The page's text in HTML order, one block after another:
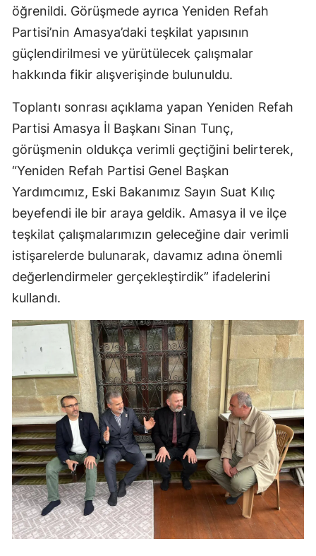
öğrenildi. Görüşmede ayrıca Yeniden Refah
Partisi’nin Amasya’daki teşkilat yapısının
güçlendirilmesi ve yürütülecek çalışmalar
hakkında fikir alışverişinde bulunuldu.
Toplantı sonrası açıklama yapan Yeniden Refah
Partisi Amasya İl Başkanı Sinan Tunç,
görüşmenin oldukça verimli geçtiğini belirterek,
“Yeniden Refah Partisi Genel Başkan
Yardımcımız, Eski Bakanımız Sayın Suat Kılıç
beyefendi ile bir araya geldik. Amasya il ve ilçe
teşkilat çalışmalarımızın geleceğine dair verimli
istişarelerde bulunarak, davamız adına önemli
değerlendirmeler gerçekleştirdik” ifadelerini
kullandı.